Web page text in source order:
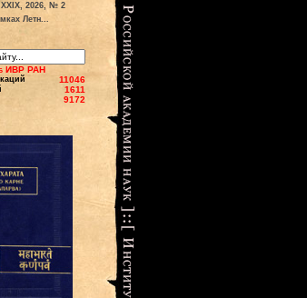
2026, № 2
Летн...
ИВР РАН
11046
1611
9172